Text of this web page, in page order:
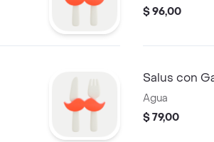
$ 96,00
Salus con
Agua
$ 79,00